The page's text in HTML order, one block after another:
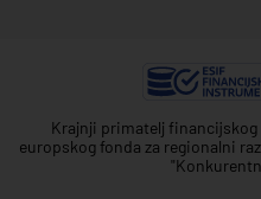
Krajnji primatelj
europskog fonda za regionalni